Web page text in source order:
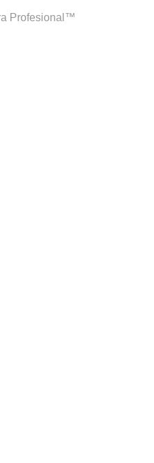
Profesional™